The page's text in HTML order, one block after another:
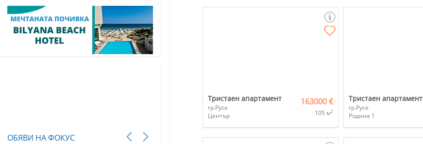
Тристаен апартамент
гр.Русе
Център
163000 €
105 м2
Тристаен апартамент
гр.Русе
Родина 1
ОБЯВИ НА ФОКУС